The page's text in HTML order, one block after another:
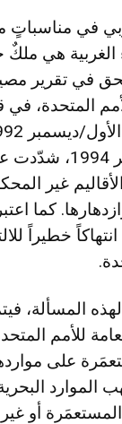
في مناسباتٍ
الغربية هي
في تقرير
9 كانون الأول/
غير
كما
خطيراً
للأمم
على
الموارد
المستعمَرة أو